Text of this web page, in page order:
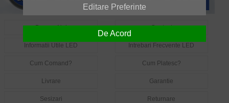
Despre Noi Contact
Informatii Utile LED Intrebari Frecvente LED
Cum Comand? Cum Platesc?
Livrare Garantie
Sesizari Returnare
Editare Preferinte
De Acord